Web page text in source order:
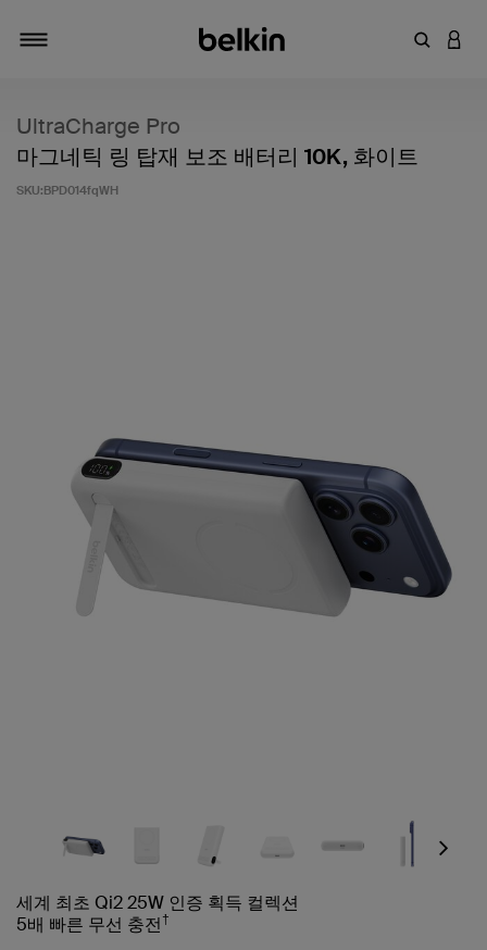
키워드
UltraCharge Pro
마그네틱 링 탑재 보조 배터리 10K, 화이트
SKU:BPD014fqWH
Next
세계 최초 Qi2 25W 인증 획득 컬렉션
5배 빠른 무선 충전†